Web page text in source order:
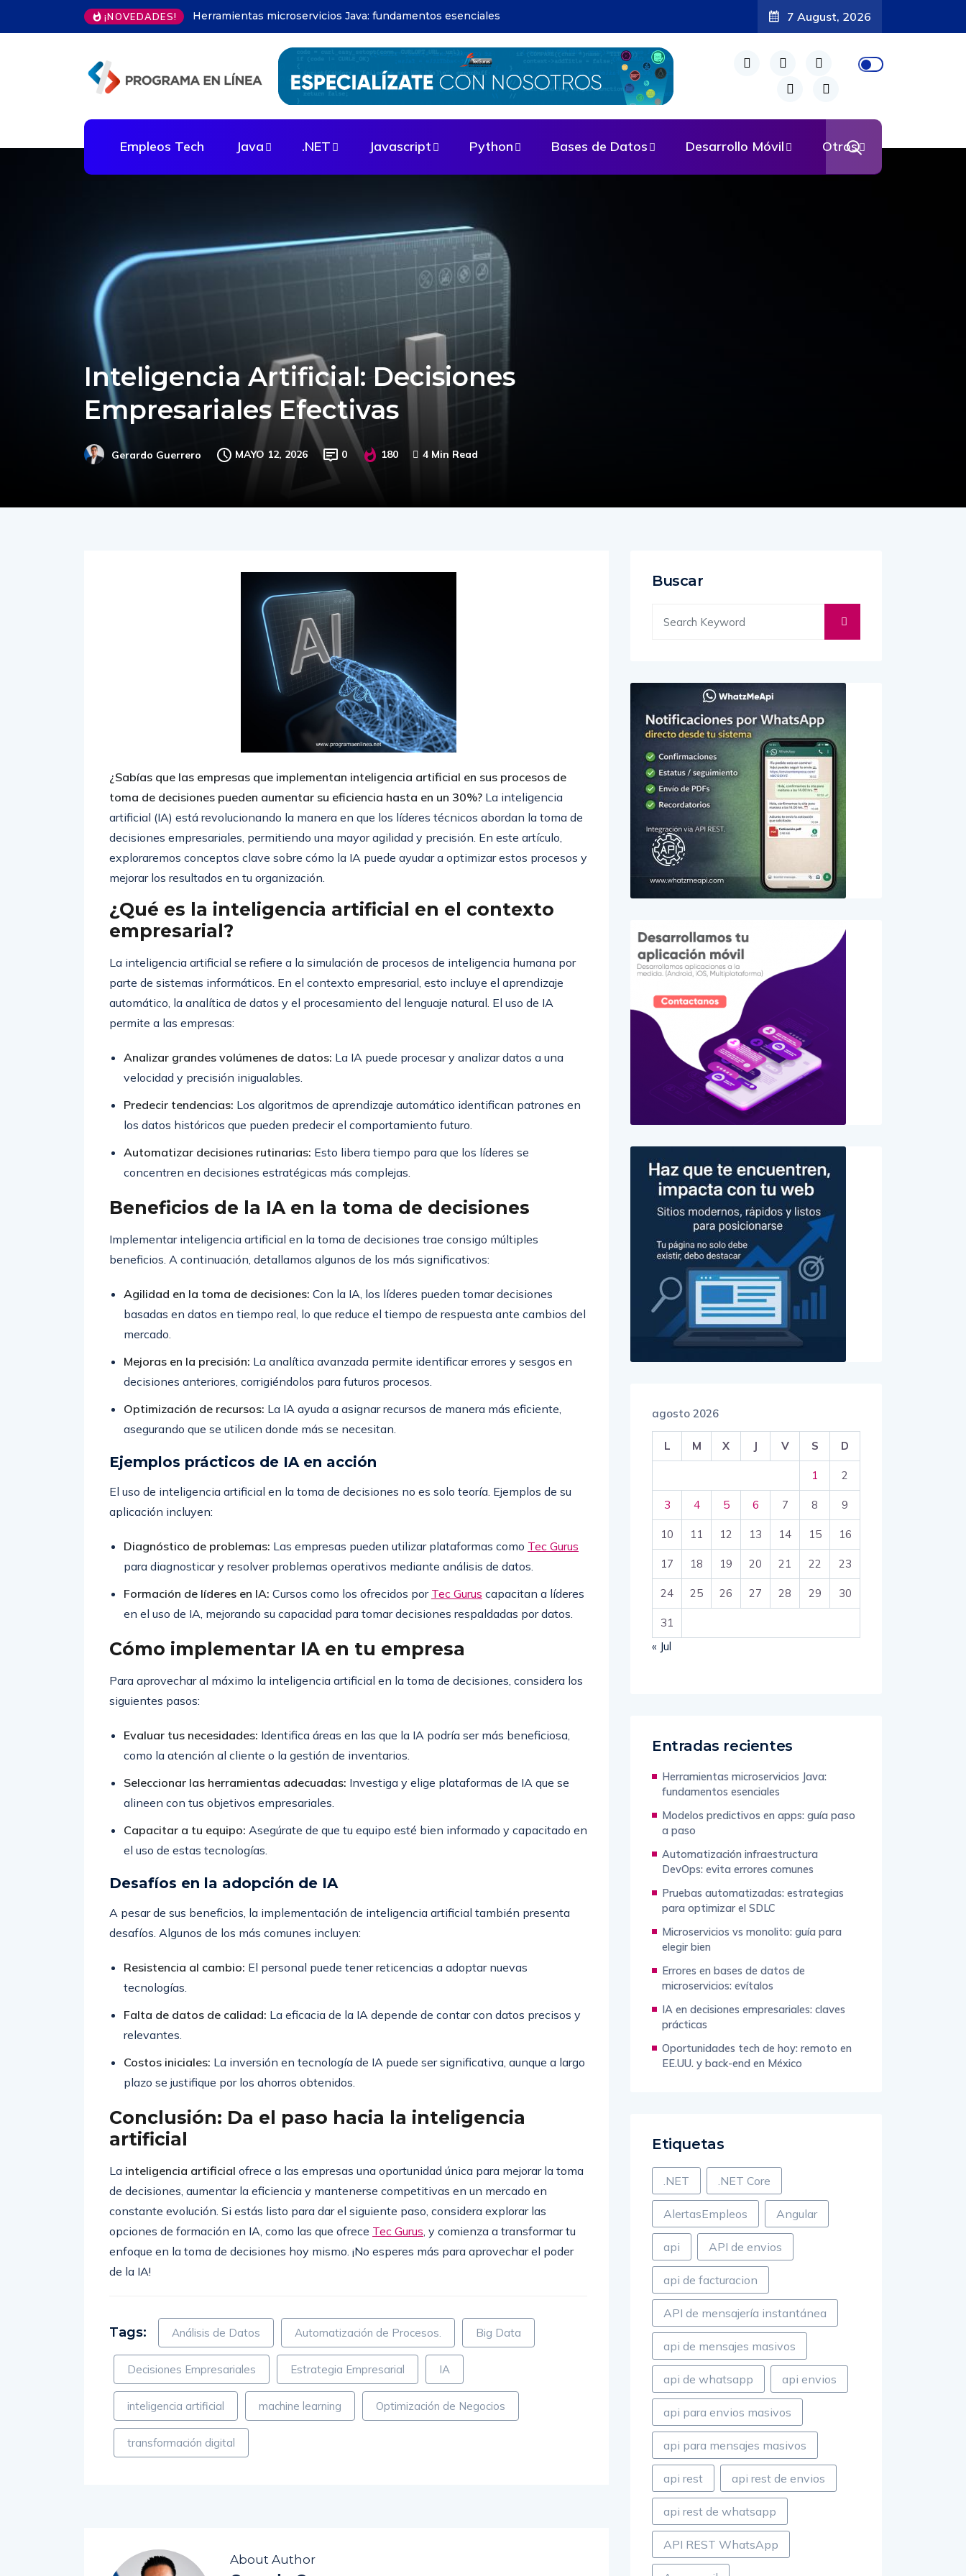
¡NOVEDADES! Modelos predictivos en apps: guía paso a paso 7 August, 2026
Empleos Tech Java .NET Javascript Python Bases de Datos Desarrollo Móvil Otros
Inteligencia Artificial: Decisiones
Empresariales Efectivas
Gerardo Guerrero MAYO 12, 2026 0 180 4 Min Read
¿Sabías que las empresas que implementan inteligencia artificial en sus procesos de
toma de decisiones pueden aumentar su eficiencia hasta en un 30%? La inteligencia
artificial (IA) está revolucionando la manera en que los líderes técnicos abordan la toma de
decisiones empresariales, permitiendo una mayor agilidad y precisión. En este artículo,
exploraremos conceptos clave sobre cómo la IA puede ayudar a optimizar estos procesos y
mejorar los resultados en tu organización.
¿Qué es la inteligencia artificial en el contexto
empresarial?
La inteligencia artificial se refiere a la simulación de procesos de inteligencia humana por
parte de sistemas informáticos. En el contexto empresarial, esto incluye el aprendizaje
automático, la analítica de datos y el procesamiento del lenguaje natural. El uso de IA
permite a las empresas:
Analizar grandes volúmenes de datos: La IA puede procesar y analizar datos a una
velocidad y precisión inigualables.
Predecir tendencias: Los algoritmos de aprendizaje automático identifican patrones en
los datos históricos que pueden predecir el comportamiento futuro.
Automatizar decisiones rutinarias: Esto libera tiempo para que los líderes se
concentren en decisiones estratégicas más complejas.
Beneficios de la IA en la toma de decisiones
Implementar inteligencia artificial en la toma de decisiones trae consigo múltiples
beneficios. A continuación, detallamos algunos de los más significativos:
Agilidad en la toma de decisiones: Con la IA, los líderes pueden tomar decisiones
basadas en datos en tiempo real, lo que reduce el tiempo de respuesta ante cambios del
mercado.
Mejoras en la precisión: La analítica avanzada permite identificar errores y sesgos en
decisiones anteriores, corrigiéndolos para futuros procesos.
Optimización de recursos: La IA ayuda a asignar recursos de manera más eficiente,
asegurando que se utilicen donde más se necesitan.
Ejemplos prácticos de IA en acción
El uso de inteligencia artificial en la toma de decisiones no es solo teoría. Ejemplos de su
aplicación incluyen:
Diagnóstico de problemas: Las empresas pueden utilizar plataformas como Tec Gurus
para diagnosticar y resolver problemas operativos mediante análisis de datos.
Formación de líderes en IA: Cursos como los ofrecidos por Tec Gurus capacitan a líderes
en el uso de IA, mejorando su capacidad para tomar decisiones respaldadas por datos.
Cómo implementar IA en tu empresa
Para aprovechar al máximo la inteligencia artificial en la toma de decisiones, considera los
siguientes pasos:
Evaluar tus necesidades: Identifica áreas en las que la IA podría ser más beneficiosa,
como la atención al cliente o la gestión de inventarios.
Seleccionar las herramientas adecuadas: Investiga y elige plataformas de IA que se
alineen con tus objetivos empresariales.
Capacitar a tu equipo: Asegúrate de que tu equipo esté bien informado y capacitado en
el uso de estas tecnologías.
Desafíos en la adopción de IA
A pesar de sus beneficios, la implementación de inteligencia artificial también presenta
desafíos. Algunos de los más comunes incluyen:
Resistencia al cambio: El personal puede tener reticencias a adoptar nuevas
tecnologías.
Falta de datos de calidad: La eficacia de la IA depende de contar con datos precisos y
relevantes.
Costos iniciales: La inversión en tecnología de IA puede ser significativa, aunque a largo
plazo se justifique por los ahorros obtenidos.
Conclusión: Da el paso hacia la inteligencia
artificial
La inteligencia artificial ofrece a las empresas una oportunidad única para mejorar la toma
de decisiones, aumentar la eficiencia y mantenerse competitivas en un mercado en
constante evolución. Si estás listo para dar el siguiente paso, considera explorar las
opciones de formación en IA, como las que ofrece Tec Gurus, y comienza a transformar tu
enfoque en la toma de decisiones hoy mismo. ¡No esperes más para aprovechar el poder
de la IA!
Tags: Análisis de Datos Automatización de Procesos. Big Data
Decisiones Empresariales Estrategia Empresarial IA
inteligencia artificial machine learning Optimización de Negocios
transformación digital
About Author
Buscar
agosto 2026
L M X J V S D
1 2
3 4 5 6 7 8 9
10 11 12 13 14 15 16
17 18 19 20 21 22 23
24 25 26 27 28 29 30
31
« Jul
Entradas recientes
Herramientas microservicios Java:
fundamentos esenciales
Modelos predictivos en apps: guía paso
a paso
Automatización infraestructura
DevOps: evita errores comunes
Pruebas automatizadas: estrategias
para optimizar el SDLC
Microservicios vs monolito: guía para
elegir bien
Errores en bases de datos de
microservicios: evítalos
IA en decisiones empresariales: claves
prácticas
Oportunidades tech de hoy: remoto en
EE.UU. y back-end en México
Etiquetas
.NET .NET Core
AlertasEmpleos Angular
api API de envios
api de facturacion
API de mensajería instantánea
api de mensajes masivos
api de whatsapp api envios
api para envios masivos
api para mensajes masivos
api rest api rest de envios
api rest de whatsapp
API REST WhatsApp